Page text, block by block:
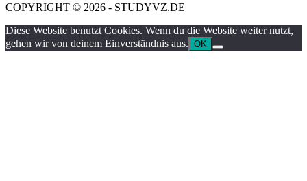
COPYRIGHT © 2026 - STUDYVZ.DE
Diese Website benutzt Cookies. Wenn du die Website weiter nutzt,
gehen wir von deinem Einverständnis aus. OK